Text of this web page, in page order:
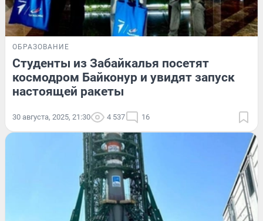
ОБРАЗОВАНИЕ
Студенты из Забайкалья посетят
космодром Байконур и увидят запуск
настоящей ракеты
30 августа, 2025, 21:30 4 537 16